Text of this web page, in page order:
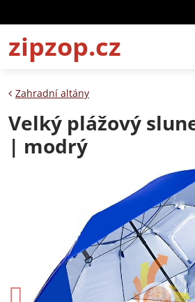
zipzop.cz
Zahradní altány
Velký plážový
| modrý